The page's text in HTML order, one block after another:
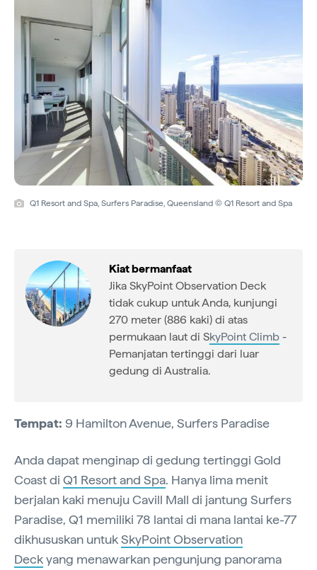
Q1 Resort and Spa, Surfers Paradise, Queensland © Q1 Resort and Spa
Kiat bermanfaat
Jika SkyPoint Observation Deck
tidak cukup untuk Anda, kunjungi
270 meter (886 kaki) di atas
permukaan laut di SkyPoint Climb -
Pemanjatan tertinggi dari luar
gedung di Australia.
Tempat: 9 Hamilton Avenue, Surfers Paradise
Anda dapat menginap di gedung tertinggi Gold
Coast di Q1 Resort and Spa. Hanya lima menit
berjalan kaki menuju Cavill Mall di jantung Surfers
Paradise, Q1 memiliki 78 lantai di mana lantai ke-77
dikhususkan untukSkyPoint Observation
Deckyang menawarkan pengunjung panorama